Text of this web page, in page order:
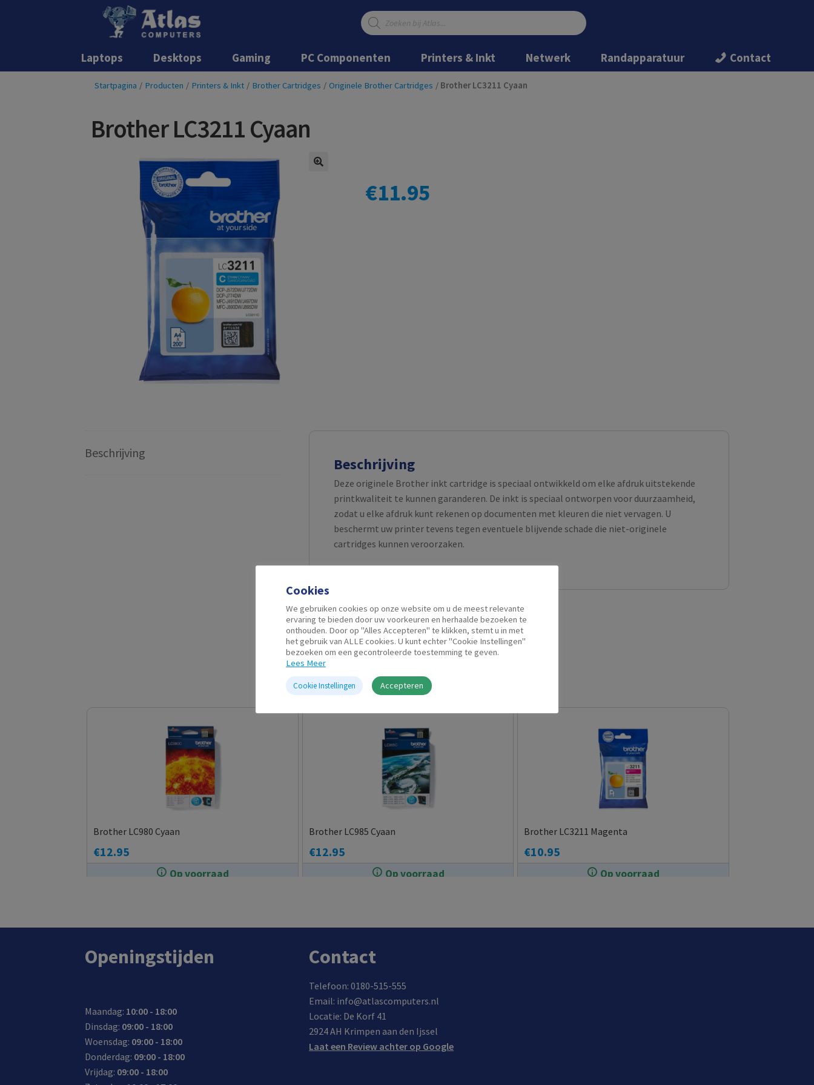
Ga
naar
navigatie
Ga
inhoud
Producten
zoeken
Laptops Desktops Gaming PC Componenten Printers & Inkt Netwerk Randapparatuur Contact
Startpagina / Producten / Printers & Inkt / Brother Cartridges / Originele Brother Cartridges / Brother LC3211 Cyaan
Brother LC3211 Cyaan
€11.95
Beschrijving
Beschrijving
Deze originele Brother inkt cartridge is speciaal ontwikkeld om elke afdruk uitstekende
printkwaliteit te kunnen garanderen. De inkt is speciaal ontworpen voor duurzaamheid,
zodat u elke afdruk kunt rekenen op documenten met kleuren die niet vervagen. U
beschermt uw printer tevens tegen eventuele blijvende schade die niet-originele
cartridges kunnen veroorzaken.
Gerelateerde producten
Op voorraad
Brother LC980 Cyaan
€12.95
Op voorraad
Brother LC985 Cyaan
€12.95
Op voorraad
Brother LC3211 Magenta
€10.95
Openingstijden
Maandag: 10:00 - 18:00
Dinsdag: 09:00 - 18:00
Woensdag: 09:00 - 18:00
Donderdag: 09:00 - 18:00
Vrijdag: 09:00 - 18:00
Contact
Telefoon: 0180-515-555
Email: info@atlascomputers.nl
Locatie: De Korf 41
2924 AH Krimpen aan den Ijssel
Laat een Review achter op Google
Cookies
We gebruiken cookies op onze website om u de meest relevante
ervaring te bieden door uw voorkeuren en herhaalde bezoeken te
onthouden. Door op "Alles Accepteren" te klikken, stemt u in met
het gebruik van ALLE cookies. U kunt echter "Cookie Instellingen"
bezoeken om een gecontroleerde toestemming te geven.
Lees Meer
Cookie Instellingen Accepteren